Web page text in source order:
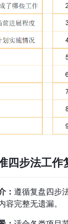
四步法工作
： 遵循复盘四步
容完整无遗漏。